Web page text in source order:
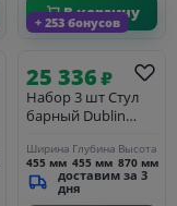
В корзину
+ 253 бонусов
25 336₽
Набор 3 шт Стул
барный Dublin
черный
Ширина
455 мм
Глубина
455 мм
Высота
870 мм
доставим за 3
дня